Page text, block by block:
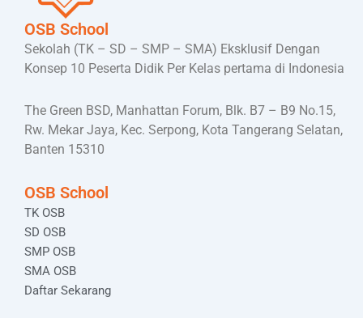
OSB School
Sekolah (TK – SD – SMP – SMA) Eksklusif Dengan
Konsep 10 Peserta Didik Per Kelas pertama di Indonesia
The Green BSD, Manhattan Forum, Blk. B7 – B9 No.15,
Rw. Mekar Jaya, Kec. Serpong, Kota Tangerang Selatan,
Banten 15310
OSB School
TK OSB
SD OSB
SMP OSB
SMA OSB
Daftar Sekarang